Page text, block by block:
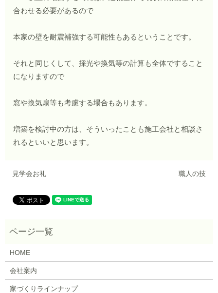
合わせる必要があるので
本家の壁を耐震補強する可能性もあるということです。
それと同じくして、採光や換気等の計算も全体ですること
になりますので
窓や換気扇等も考慮する場合もあります。
増築を検討中の方は、そういったことも施工会社と相談さ
れるといいと思います。
見学会お礼 職人の技
HOME
会社案内
家づくりラインナップ